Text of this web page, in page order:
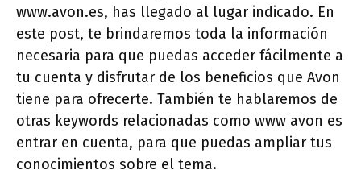
www.avon.es, has llegado al lugar indicado. En
este post, te brindaremos toda la información
necesaria para que puedas acceder fácilmente a
tu cuenta y disfrutar de los beneficios que Avon
tiene para ofrecerte. También te hablaremos de
otras keywords relacionadas como www avon es
entrar en cuenta, para que puedas ampliar tus
conocimientos sobre el tema.